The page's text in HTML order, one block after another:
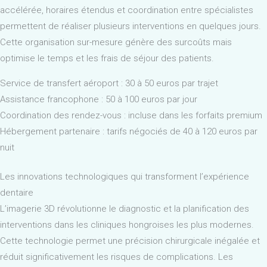
accélérée, horaires étendus et coordination entre spécialistes
permettent de réaliser plusieurs interventions en quelques jours.
Cette organisation sur-mesure génère des surcoûts mais
optimise le temps et les frais de séjour des patients.
Service de transfert aéroport : 30 à 50 euros par trajet
Assistance francophone : 50 à 100 euros par jour
Coordination des rendez-vous : incluse dans les forfaits premium
Hébergement partenaire : tarifs négociés de 40 à 120 euros par
nuit
Les innovations technologiques qui transforment l’expérience
dentaire
L’imagerie 3D révolutionne le diagnostic et la planification des
interventions dans les cliniques hongroises les plus modernes.
Cette technologie permet une précision chirurgicale inégalée et
réduit significativement les risques de complications. Les